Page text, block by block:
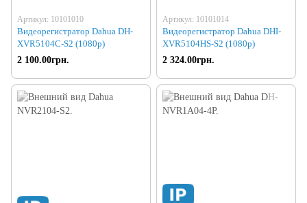
Артикул: 10101010
Видеорегистратор Dahua DH-
XVR5104C-S2 (1080р)
2 100.00грн.
Артикул: 10101014
Видеорегистратор Dahua DHI-
XVR5104HS-S2 (1080p)
2 324.00грн.